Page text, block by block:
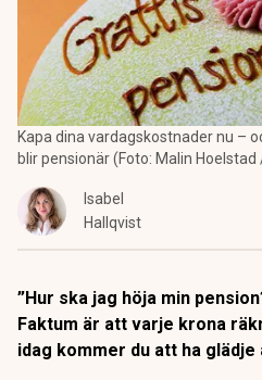
Kapa dina vardagskostnader nu –
blir pensionär (Foto: Malin Hoelstad
Isabel
Hallqvist
”Hur ska jag höja min
Faktum är att varje krona
idag kommer du att ha